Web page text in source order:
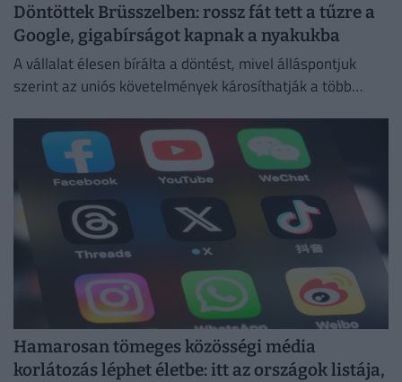
Döntöttek Brüsszelben: rossz fát tett a tűzre a
Google, gigabírságot kapnak a nyakukba
A vállalat élesen bírálta a döntést, mivel álláspontjuk
szerint az uniós követelmények károsíthatják a több
szolgáltatásokat.
Hamarosan tömeges közösségi média
korlátozás léphet életbe: itt az országok listája,